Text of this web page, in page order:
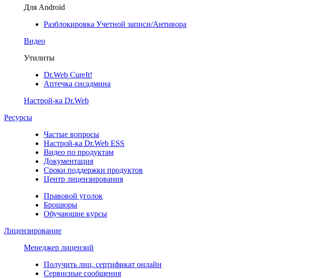
Для Android
Разблокировка Учетной записи/Антивора
Видео
Утилиты
Dr.Web CureIt!
Аптечка сисадмина
Настрой-ка Dr.Web
Ресурсы
Частые вопросы
Настрой-ка Dr.Web ESS
Видео по продуктам
Документация
Сроки поддержки продуктов
Центр лицензирования
Правовой уголок
Брошюры
Обучающие курсы
Лицензирование
Менеджер лицензий
Получить лиц. сертификат онлайн
Сервисные сообщения